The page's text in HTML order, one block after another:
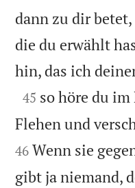
dann zu dir
die du erwählt
hin, das ich

45 so höre du
Flehen und
46 Wenn sie
gibt ja niemand,